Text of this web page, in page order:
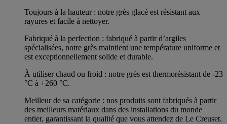
Toujours à la hauteur : notre grès glacé est résistant aux
rayures et facile à nettoyer.
Fabriqué à la perfection : fabriqué à partir d’argiles
spécialisées, notre grès maintient une température uniforme et
est exceptionnellement solide et durable.
À utiliser chaud ou froid : notre grès est thermorésistant de -23
°C à +260 °C.
Meilleur de sa catégorie : nos produits sont fabriqués à partir
des meilleurs matériaux dans des installations du monde
entier, garantissant la qualité que vous attendez de Le Creuset.